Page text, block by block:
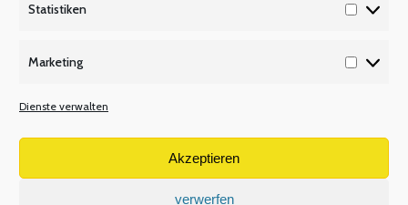
Statistiken
Marketing
Dienste verwalten
Akzeptieren
verwerfen
Schulrechtsänderungsgesetz Düsseldorf, 7. Mai
Philologenverband NRW auf den heutigen
Schulrechtsänderungsgesetz. Die geplante
Institutionalisierung der Realschulen mit
Hauptschulbildungsgang würde eine vor zehn